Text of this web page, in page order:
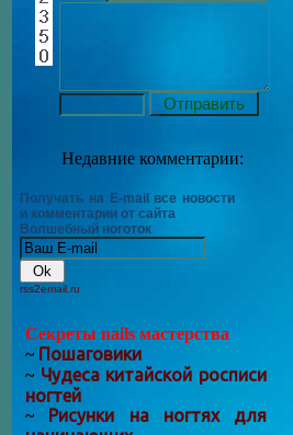
Недавние комментарии:
Получать на E-mail все новости
и комментарии от сайта
Волшебный ноготок
rss2email.ru
Секреты nails мастерства
~ Пошаговики
~ Чудеса китайской росписи
ногтей
~ Рисунки на ногтях для